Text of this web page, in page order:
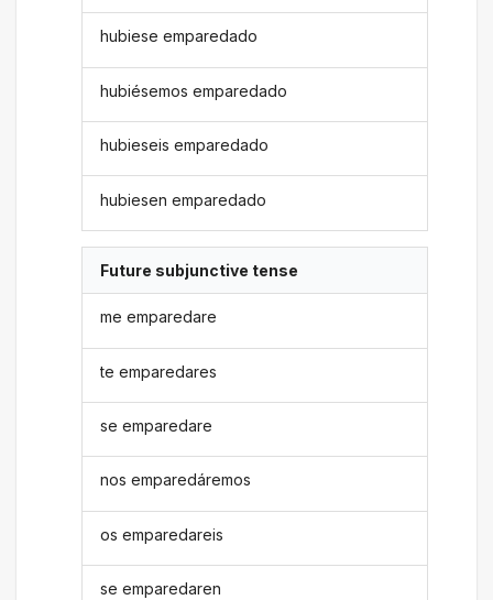
hubiese emparedado
hubiésemos emparedado
hubieseis emparedado
hubiesen emparedado
Future subjunctive tense
me emparedare
te emparedares
se emparedare
nos emparedáremos
os emparedareis
se emparedaren